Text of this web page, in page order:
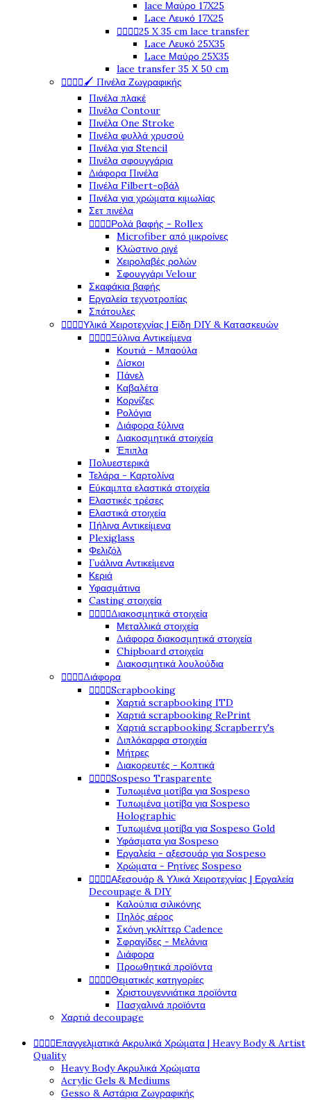
lace Μαύρο 17X25
Lace Λευκό 17X25
25 X 35 cm lace transfer
Lace Λευκό 25X35
Lace Μαύρο 25X35
lace transfer 35 Χ 50 cm
🖌️ Πινέλα Ζωγραφικής
Πινέλα πλακέ
Πινέλα Contour
Πινέλα One Stroke
Πινέλα φυλλά χρυσού
Πινέλα για Stencil
Πινέλα σφουγγάρια
Διάφορα Πινέλα
Πινέλα Filbert-οβάλ
Πινέλα για χρώματα κιμωλίας
Σετ πινέλα
Ρολά βαφής - Rollex
Microfiber από μικροίνες
Κλώστινο ριγέ
Χειρολαβές ρολών
Σφουγγάρι Velour
Σκαφάκια βαφής
Εργαλεία τεχνοτροπίας
Σπάτουλες
Υλικά Χειροτεχνίας | Είδη DIY & Κατασκευών
Ξύλινα Αντικείμενα
Κουτιά - Μπαούλα
Δίσκοι
Πάνελ
Καβαλέτα
Κορνίζες
Ρολόγια
Διάφορα ξύλινα
Διακοσμητικά στοιχεία
Έπιπλα
Πολυεστερικά
Τελάρα - Καρτολίνα
Εύκαμπτα ελαστικά στοιχεία
Ελαστικές τρέσες
Ελαστικά στοιχεία
Πήλινα Αντικείμενα
Plexiglass
Φελιζόλ
Γυάλινα Αντικείμενα
Κεριά
Υφασμάτινα
Casting στοιχεία
Διακοσμητικά στοιχεία
Μεταλλικά στοιχεία
Διάφορα διακοσμητικά στοιχεία
Chipboard στοιχεία
Διακοσμητικά λουλούδια
Διάφορα
Scrapbooking
Χαρτιά scrapbooking ITD
Χαρτιά scrapbooking RePrint
Χαρτιά scrapbooking Scrapberry's
Διπλόκαρφα στοιχεία
Μήτρες
Διακορευτές - Κοπτικά
Sospeso Trasparente
Τυπωμένα μοτίβα για Sospeso
Τυπωμένα μοτίβα για Sospeso
Holographic
Τυπωμένα μοτίβα για Sospeso Gold
Υφάσματα για Sospeso
Εργαλεία - αξεσουάρ για Sospeso
Χρώματα - Ρητίνες Sospeso
Αξεσουάρ & Υλικά Χειροτεχνίας | Εργαλεία
Decoupage & DIY
Καλούπια σιλικόνης
Πηλός αέρος
Σκόνη γκλίττερ Cadence
Σφραγίδες - Μελάνια
Διάφορα
Προωθητικά προϊόντα
Θεματικές κατηγορίες
Χριστουγεννιάτικα προϊόντα
Πασχαλινά προϊόντα
Χαρτιά decoupage
Επαγγελματικά Ακρυλικά Χρώματα | Heavy Body & Artist
Quality
Heavy Body Ακρυλικά Χρώματα
Acrylic Gels & Mediums
Gesso & Αστάρια Ζωγραφικής